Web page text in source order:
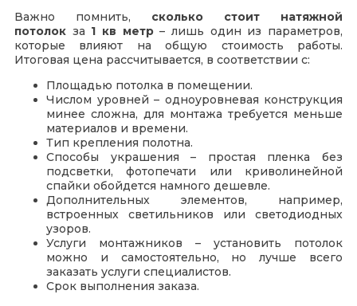
Важно помнить, сколько стоит натяжной
потолок за 1 кв метр– лишь один из параметров,
которые влияют на общую стоимость работы.
Итоговая цена рассчитывается, в соответствии с:
Площадью потолка в помещении.
Числом уровней – одноуровневая конструкция
минее сложна, для монтажа требуется меньше
материалов и времени.
Тип крепления полотна.
Способы украшения – простая пленка без
подсветки, фотопечати или криволинейной
спайки обойдется намного дешевле.
Дополнительных элементов, например,
встроенных светильников или светодиодных
узоров.
Услуги монтажников – установить потолок
можно и самостоятельно, но лучше всего
заказать услуги специалистов.
Срок выполнения заказа.